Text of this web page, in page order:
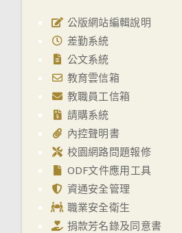
公版網站編輯說明
差勤系統
公文系統
教育雲信箱
教職員工信箱
請購系統
內控聲明書
校園網路問題報修
ODF文件應用工具
資通安全管理
職業安全衛生
捐款芳名錄及同意書